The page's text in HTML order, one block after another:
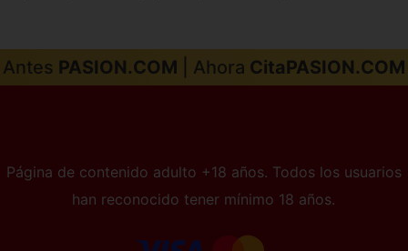
Antes PASION.COM | Ahora CitaPASION.COM
Página de contenido adulto +18 años. Todos los usuarios
han reconocido tener mínimo 18 años.